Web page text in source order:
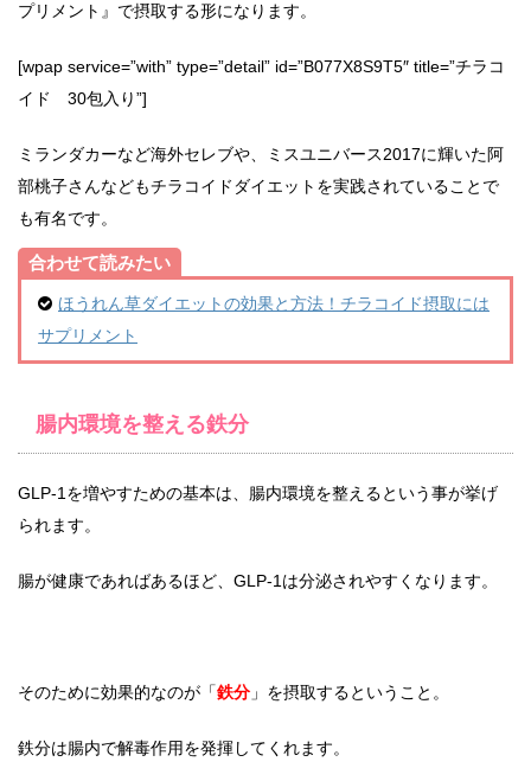
プリメント』で摂取する形になります。
[wpap service=”with” type=”detail” id=”B077X8S9T5″ title=”チラコ
イド 30包入り”]
ミランダカーなど海外セレブや、ミスユニバース2017に輝いた阿
部桃子さんなどもチラコイドダイエットを実践されていることで
も有名です。
合わせて読みたい
ほうれん草ダイエットの効果と方法！チラコイド摂取には
サプリメント
腸内環境を整える鉄分
GLP-1を増やすための基本は、腸内環境を整えるという事が挙げ
られます。
腸が健康であればあるほど、GLP-1は分泌されやすくなります。
そのために効果的なのが「鉄分 」を摂取するということ。
鉄分は腸内で解毒作用を発揮してくれます。